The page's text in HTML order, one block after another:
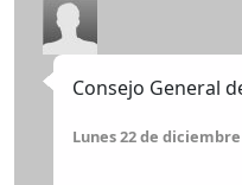
Consejo General
lunes 22 de